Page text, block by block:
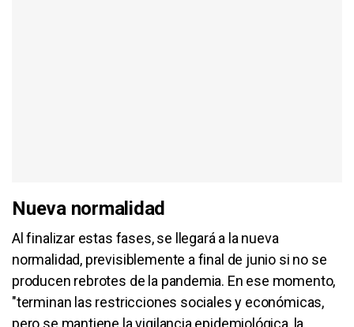
Nueva normalidad
Al finalizar estas fases, se llegará a la nueva
normalidad, previsiblemente a final de junio si no se
producen rebrotes de la pandemia. En ese momento,
"terminan las restricciones sociales y económicas,
pero se mantiene la vigilancia epidemiológica, la